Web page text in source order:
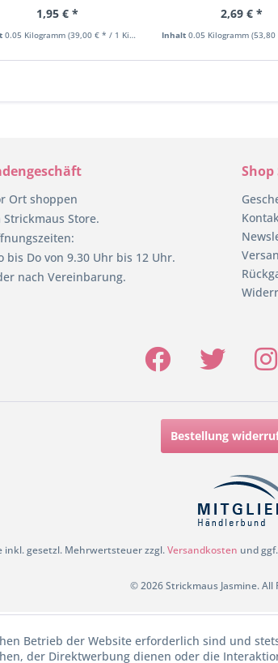
1,95 € *
0.05 Kilogramm (39,00 € * / 1 Kilogramm)
2,69 € *
Inhalt0.05 Kilogramm(53,80 € *
Ort shoppen
Strickmaus Store.
bis Do von 9.30 Uhr bis 12 Uhr.
nach Vereinbarung.
Shop
Bestellung
inkl. gesetzl. Mehrwertsteuer zzgl.Versandkosten und
© 2026 Strickmaus Jasmine. All
Betrieb der Website erforderlich sind und
der Direktwerbung dienen oder die